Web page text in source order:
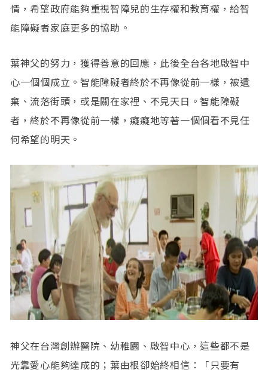
情，希望政府能夠重視智障兒的生存權和教育權，給智
能障礙者家庭更多的協助。
葉神父的努力，獲得善意的回應，此後全台各地啟智中
心一個個成立。智能障礙者終於不再像從前一樣，被遺
棄、流落街頭，或是關在家裡、不見天日。智能障礙
者，終於不再像從前一樣，癡癡地等著一個個看不見任
何希望的明天。
神父在台灣創辦醫院、幼稚園、啟智中心，這些都不是
光靠愛心能夠達成的；葉由根卻始終相信：「只要有